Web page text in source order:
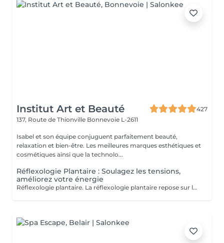
Institut Art et Beauté
427
137, Route de Thionville Bonnevoie L-2611
Isabel et son équipe conjuguent parfaitement beauté,
relaxation et bien-être. Les meilleures marques esthétiques et
cosmétiques ainsi que la technolo...
Réflexologie Plantaire : Soulagez les tensions,
améliorez votre énergie
Réflexologie plantaire. La réflexologie plantaire repose sur le principe que les pieds sont une représentation miniature du corps humain. Chaque terminaison nerveuse correspond à un organe ou une partie de l'organisme. Lorsqu'un organe fonctionne mal, la circulation de l'énergie vitale est entravée, ce qui se répercute au niveau des pieds. Objectifs de la Réflexologie Plantaire La réflexologie vise à stimuler les capacités d'autorégulation du corps. La pression dynamique exercée sur une zone spécifique (zone réflexe) provoque un effet thérapeutique sur l'organe correspondant. Indications Thérapeutiques La réflexologie est indiquée pour les troubles fonctionnels tels que : Gestion du stress Maux de dos Troubles digestifs Migraines Troubles du sommeil Sinusite Douleurs Estheticienne Formée Marie